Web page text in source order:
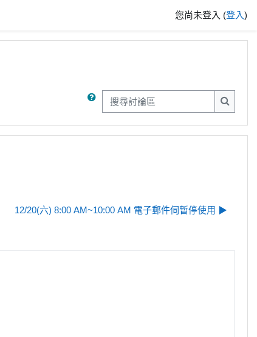
您尚未登入 (登入 )
搜尋討論區
搜尋討
12/20(六) 8:00 AM~10:00 AM 電子郵件伺暫停使用 ▶︎